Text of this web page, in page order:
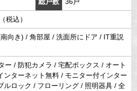
税込）
向き) / 角部屋 / 洗面所にドア / IT重説
ー / 防犯カメラ / 宅配ボックス / オート
ンターネット無料 / モニター付インター
ルロック / フローリング / 照明器具 / 全